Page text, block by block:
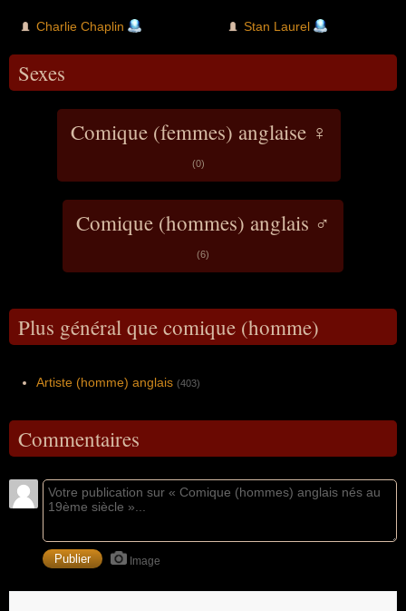
Suisse en 1952 et abandonna son
personnage de Charlot dans ses derniers
sociaux et politiques ainsi que par des
Charlie Chaplin Stan Laurel
Sexes
Comique (femmes) anglaise ♀
(0)
Comique (hommes) anglais ♂
(6)
Plus général que comique (homme)
Artiste (homme) anglais (403)
Commentaires
Image